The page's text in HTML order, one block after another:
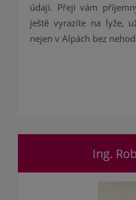
údaji. Přeji vám
ještě vyrazíte na lyže,
nejen v Alpách bez
Ing.